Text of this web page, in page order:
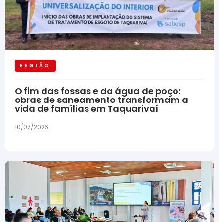
REGIÃO
O fim das fossas e da água de poço:
obras de saneamento transformam a
vida de famílias em Taquarivaí
10/07/2026